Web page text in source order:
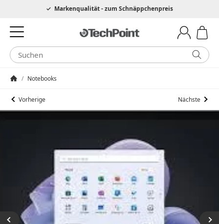
Hotline 0049 6205 3079975Markenqualität - zum Schnäppchenpreis
/ Notebooks
Vorherige Nächste